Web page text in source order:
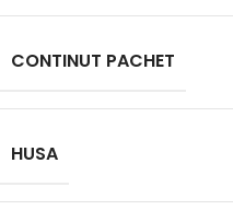
CONTINUT PACHET
HUSA